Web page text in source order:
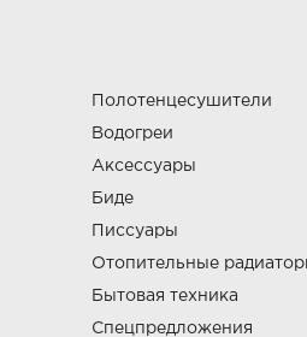
Полотенцесушители
Водогреи
Аксессуары
Биде
Писсуары
Отопительные
Бытовая техника
Спецпредложения